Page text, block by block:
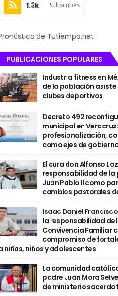
1.3k Subscribes
de Tutiempo.net
PUBLICACIONES POPULARES
Industria fitness en
de la población asiste
clubes deportivos
Decreto 492
municipal en Veracruz:
profesionalización,
como ejes de gobierno
El cura don Alfonso
responsabilidad de la
Juan Pablo II como
cambios pastorales
Isaac Daniel
la responsabilidad
Convivencia Familiar
compromiso de
niñas, niños y adolescentes
La comunidad
padre Juan Mora
de ministerio